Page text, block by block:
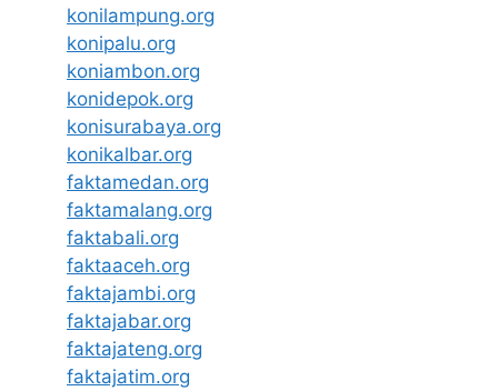
konilampung.org
konipalu.org
koniambon.org
konidepok.org
konisurabaya.org
konikalbar.org
faktamedan.org
faktamalang.org
faktabali.org
faktaaceh.org
faktajambi.org
faktajabar.org
faktajateng.org
faktajatim.org